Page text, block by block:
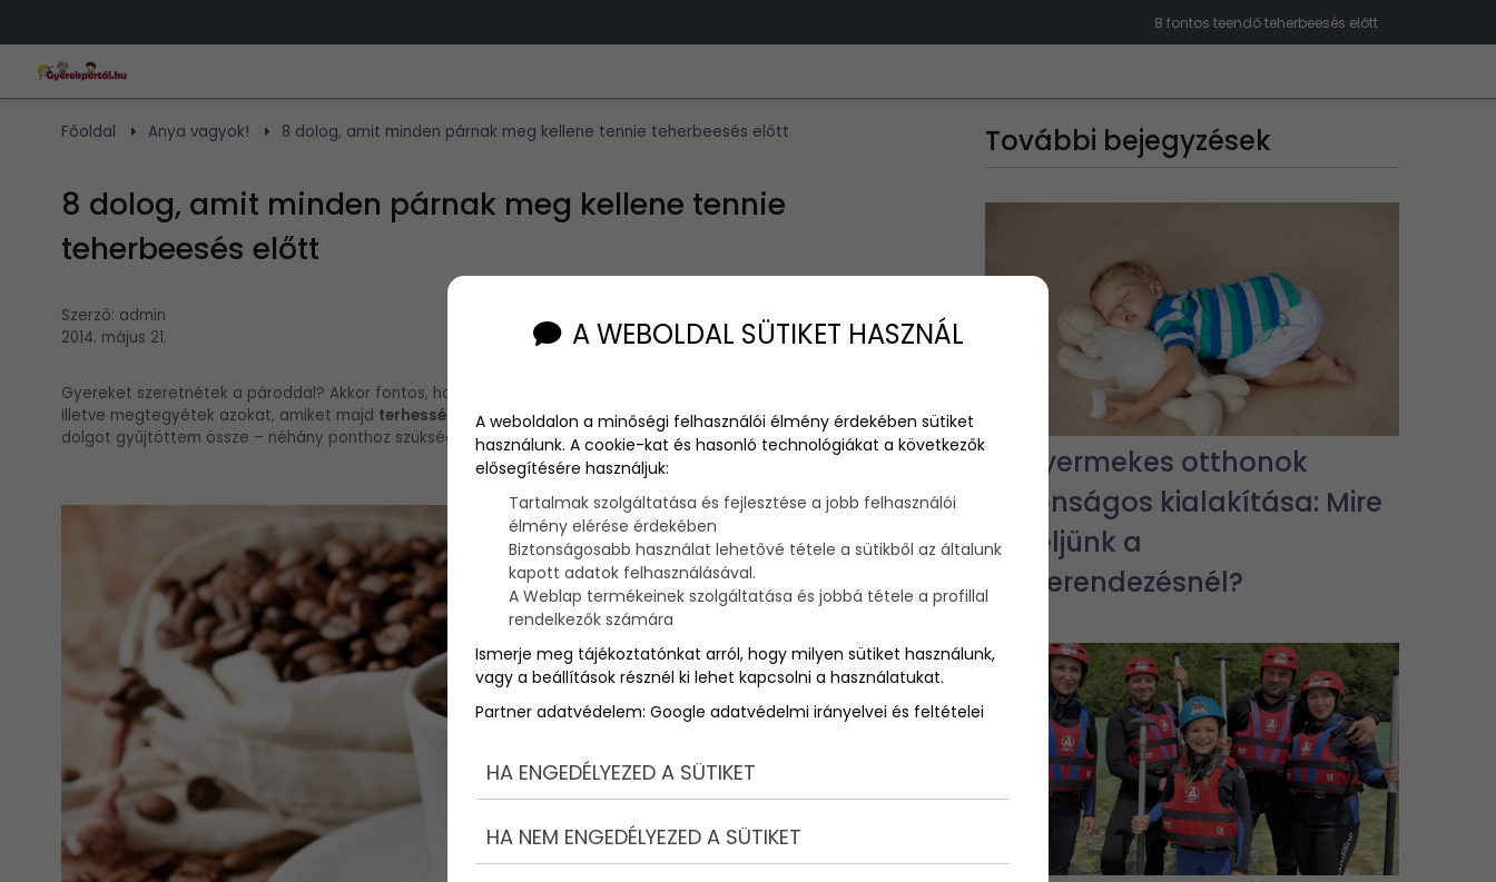
8 fontos teendő teherbeesés előtt
Főoldal Anya vagyok! 8 dolog, amit minden párnak meg kellene tennie teherbeesés előtt
8 dolog, amit minden párnak meg kellene tennie
teherbeesés előtt
Szerző: admin
2014. május 21.
Gyereket szeretnétek a pároddal? Akkor fontos, hogy már a
illetve megtegyétek azokat, amiket majd terhesség
alatt vagy gyerek mellett már nem lesz időtök. A 8 legfontosabb
dolgot gyűjtöttem össze – néhány ponthoz szükséged lesz a párodra is! ;)
További bejegyzések
Kisgyermekes otthonok
biztonságos kialakítása: Mire
figyeljünk a
lakberendezésnél?
A WEBOLDAL SÜTIKET HASZNÁL
A weboldalon a minőségi felhasználói élmény érdekében sütiket
használunk. A cookie-kat és hasonló technológiákat a következők
elősegítésére használjuk:
Tartalmak szolgáltatása és fejlesztése a jobb felhasználói
élmény elérése érdekében
Biztonságosabb használat lehetővé tétele a sütikből az általunk
kapott adatok felhasználásával.
A Weblap termékeinek szolgáltatása és jobbá tétele a profillal
rendelkezők számára
Ismerje meg tájékoztatónkat arról, hogy milyen sütiket használunk,
vagy a beállítások résznél ki lehet kapcsolni a használatukat.
Partner adatvédelem: Google adatvédelmi irányelvei és feltételei
HA ENGEDÉLYEZED A SÜTIKET
HA NEM ENGEDÉLYEZED A SÜTIKET